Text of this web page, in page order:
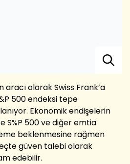
aracı olarak Swiss Frank’a
500 endeksi tepe
Ekonomik endişelerin
S%P 500 ve diğer emtia
beklenmesine rağmen
güven talebi olarak
edebilir.